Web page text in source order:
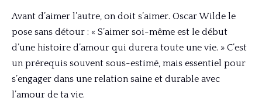
Avant d’aimer l’autre, on doit s’aimer. Oscar Wilde le
pose sans détour : « S’aimer soi-même est le début
d’une histoire d’amour qui durera toute une vie. » C’est
un prérequis souvent sous-estimé, mais essentiel pour
s’engager dans une relation saine et durable avec
l’amour de ta vie.